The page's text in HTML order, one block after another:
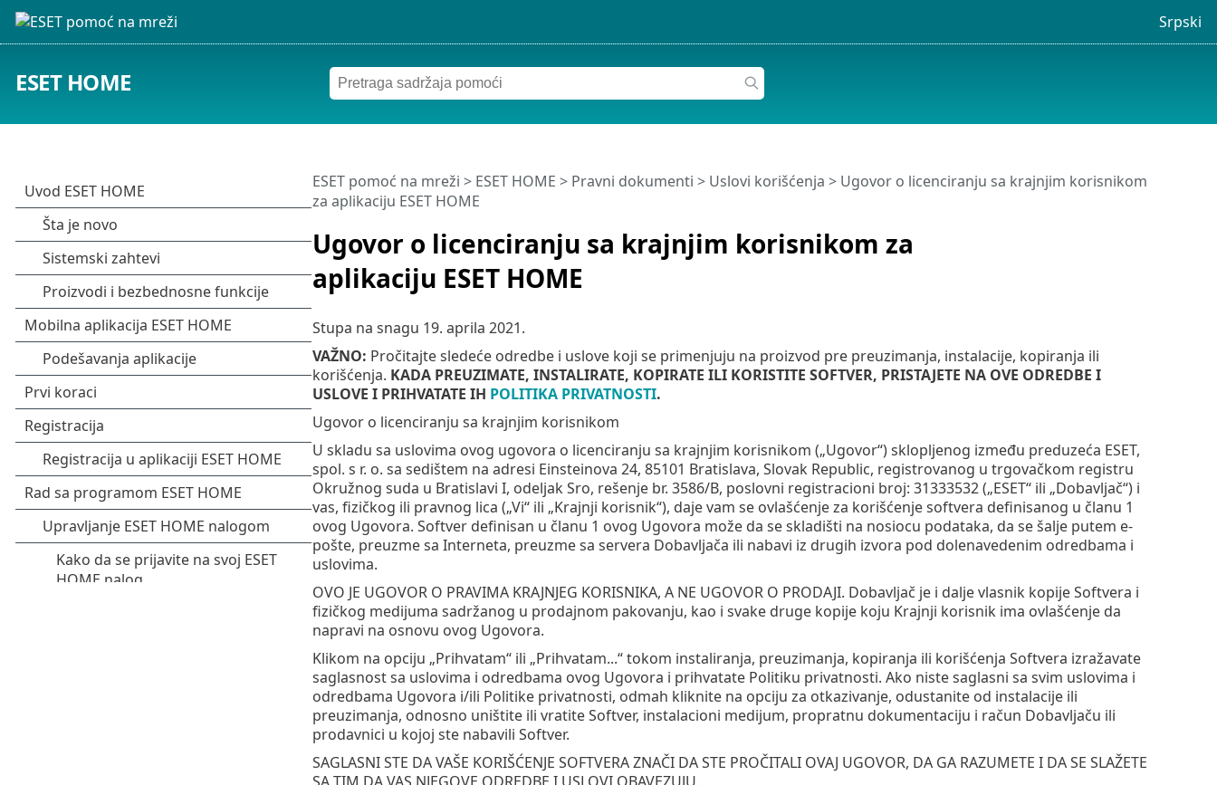
Srpski
ESET HOME
Ugovor o licenciranju sa krajnjim korisnikom za
aplikaciju ESET HOME
ESET pomoć na mreži > ESET HOME > Pravni dokumenti > Uslovi korišćenja > Ugovor o licenciranju sa krajnjim korisnikom
za aplikaciju ESET HOME
Stupa na snagu 19. aprila 2021.
VAŽNO: Pročitajte sledeće odredbe i uslove koji se primenjuju na proizvod pre preuzimanja, instalacije, kopiranja ili
korišćenja. KADA PREUZIMATE, INSTALIRATE, KOPIRATE ILI KORISTITE SOFTVER, PRISTAJETE NA OVE ODREDBE I
USLOVE I PRIHVATATE IH POLITIKA PRIVATNOSTI.
Ugovor o licenciranju sa krajnjim korisnikom
U skladu sa uslovima ovog ugovora o licenciranju sa krajnjim korisnikom („Ugovor“) sklopljenog između preduzeća ESET,
spol. s r. o. sa sedištem na adresi Einsteinova 24, 85101 Bratislava, Slovak Republic, registrovanog u trgovačkom registru
Okružnog suda u Bratislavi I, odeljak Sro, rešenje br. 3586/B, poslovni registracioni broj: 31333532 („ESET“ ili „Dobavljač“) i
vas, fizičkog ili pravnog lica („Vi“ ili „Krajnji korisnik“), daje vam se ovlašćenje za korišćenje softvera definisanog u članu 1
ovog Ugovora. Softver definisan u članu 1 ovog Ugovora može da se skladišti na nosiocu podataka, da se šalje putem e-
pošte, preuzme sa Interneta, preuzme sa servera Dobavljača ili nabavi iz drugih izvora pod dolenavedenim odredbama i
uslovima.
OVO JE UGOVOR O PRAVIMA KRAJNJEG KORISNIKA, A NE UGOVOR O PRODAJI. Dobavljač je i dalje vlasnik kopije Softvera i
fizičkog medijuma sadržanog u prodajnom pakovanju, kao i svake druge kopije koju Krajnji korisnik ima ovlašćenje da
napravi na osnovu ovog Ugovora.
Klikom na opciju „Prihvatam“ ili „Prihvatam...“ tokom instaliranja, preuzimanja, kopiranja ili korišćenja Softvera izražavate
saglasnost sa uslovima i odredbama ovog Ugovora i prihvatate Politiku privatnosti. Ako niste saglasni sa svim uslovima i
odredbama Ugovora i/ili Politike privatnosti, odmah kliknite na opciju za otkazivanje, odustanite od instalacije ili
preuzimanja, odnosno uništite ili vratite Softver, instalacioni medijum, propratnu dokumentaciju i račun Dobavljaču ili
prodavnici u kojoj ste nabavili Softver.
SAGLASNI STE DA VAŠE KORIŠĆENJE SOFTVERA ZNAČI DA STE PROČITALI OVAJ UGOVOR, DA GA RAZUMETE I DA SE SLAŽETE